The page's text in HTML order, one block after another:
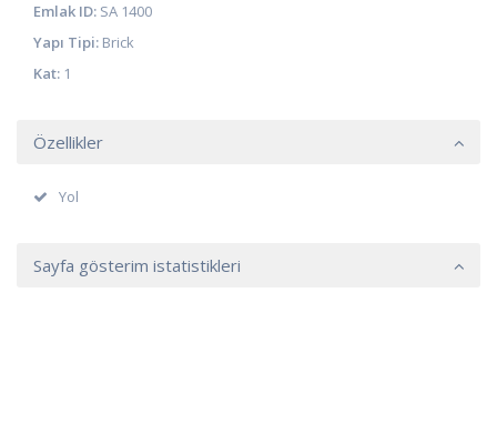
Emlak ID: SA 1400
Yapı Tipi: Brick
Kat: 1
Özellikler
Yol
Sayfa gösterim istatistikleri